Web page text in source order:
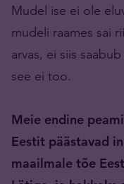
Mudel ise ei ole
mudeli raames sai
arvas, ei siis
see ei too.
Meie endine
Eestit päästavad
maailmale tõe